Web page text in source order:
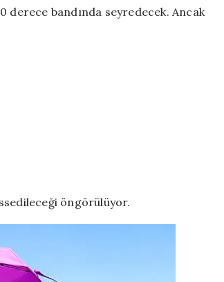
derece bandında seyredecek. Ancak
öngörülüyor.